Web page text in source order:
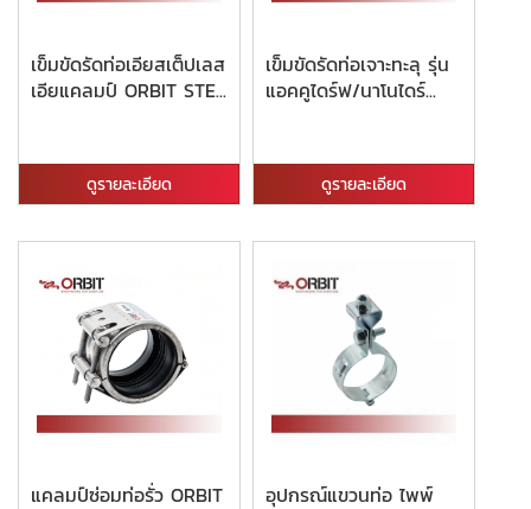
เข็มขัดรัดท่อเอียสเต็ปเลส
เอียแคลมป์ ORBIT STE...
ดูรายละเอียด
เข็มขัดรัดท่อเจาะทะลุ รุ่น
แอคคูไดร์ฟ/นาโนไดร์...
ดูรายละเอียด
แคลมป์ซ่อมท่อรั่ว ORBIT
อุปกรณ์แขวนท่อ ไพพ์